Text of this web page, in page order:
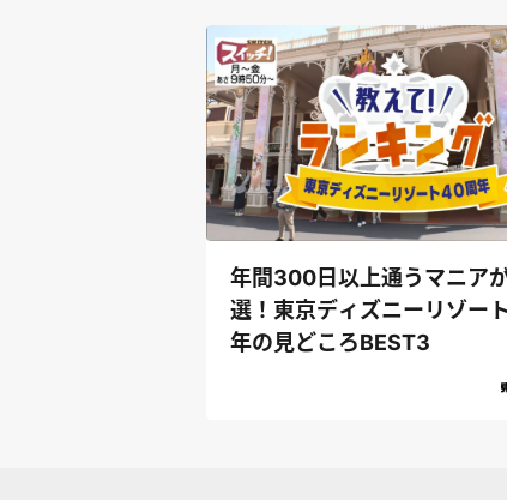
年間300日以上通うマニア
選！東京ディズニーリゾー
年の見どころBEST3